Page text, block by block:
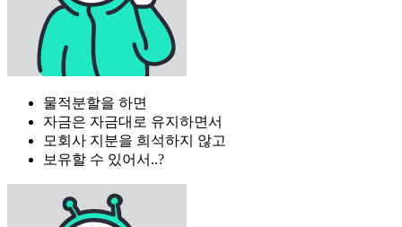
물적분할을 하면
자금은 자금대로 유지하면서
모회사 지분을 희석하지 않고
보유할 수 있어서..?